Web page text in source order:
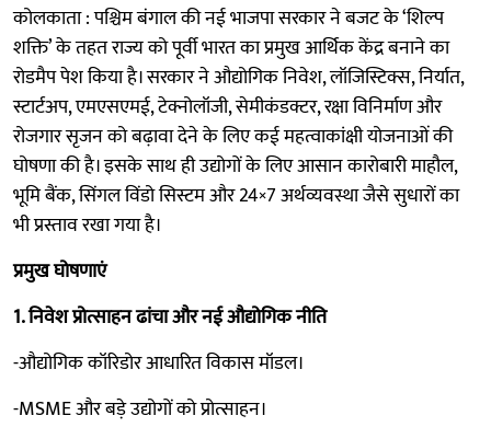
कोलकाता : पश्चिम बंगाल की नई भाजपा सरकार ने बजट के ‘शिल्प
शक्ति’ के तहत राज्य को पूर्वी भारत का प्रमुख आर्थिक केंद्र बनाने का
रोडमैप पेश किया है। सरकार ने औद्योगिक निवेश, लॉजिस्टिक्स, निर्यात,
स्टार्टअप, एमएसएमई, टेक्नोलॉजी, सेमीकंडक्टर, रक्षा विनिर्माण और
रोजगार सृजन को बढ़ावा देने के लिए कई महत्वाकांक्षी योजनाओं की
घोषणा की है। इसके साथ ही उद्योगों के लिए आसान कारोबारी माहौल,
भूमि बैंक, सिंगल विंडो सिस्टम और 24×7 अर्थव्यवस्था जैसे सुधारों का
भी प्रस्ताव रखा गया है।
प्रमुख घोषणाएं
1. निवेश प्रोत्साहन ढांचा और नई औद्योगिक नीति
-औद्योगिक कॉरिडोर आधारित विकास मॉडल।
-MSME और बड़े उद्योगों को प्रोत्साहन।